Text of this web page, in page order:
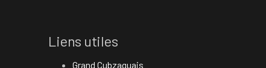
Liens utiles
Grand Cubzaguais